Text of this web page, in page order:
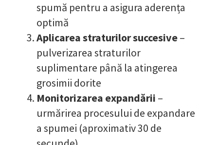
spumă pentru a asigura aderența
optimă
Aplicarea straturilor succesive–
pulverizarea straturilor
suplimentare până la atingerea
grosimii dorite
Monitorizarea expandării –
urmărirea procesului de expandare
a spumei (aproximativ 30 de